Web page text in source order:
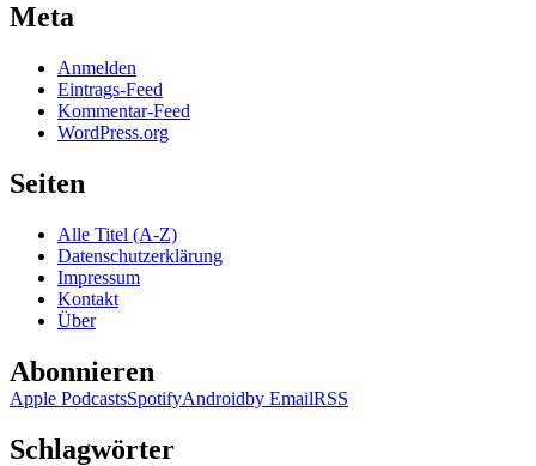
Meta
Anmelden
Eintrags-Feed
Kommentar-Feed
WordPress.org
Seiten
Alle Titel (A-Z)
Datenschutzerklärung
Impressum
Kontakt
Über
Abonnieren
Apple PodcastsSpotifyAndroidby EmailRSS
Schlagwörter